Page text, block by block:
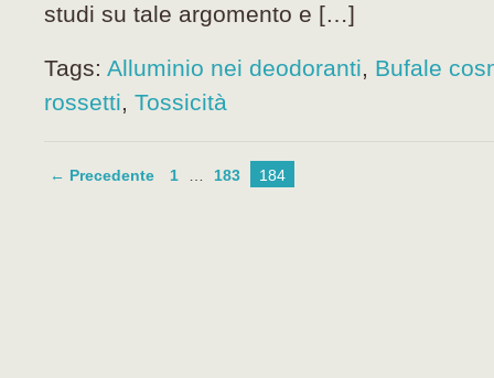
studi su tale argomento e […]
Tags: Alluminio nei deodoranti, Bufale
rossetti, Tossicità
← Precedente 1 183 184